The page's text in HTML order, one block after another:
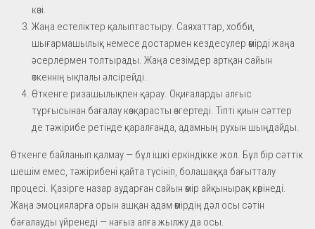
көзі.
Жаңа естеліктер қалыптастыру. Саяхаттар, хобби,
шығармашылық немесе достармен кездесулер өмірді жаңа
әсерлермен толтырады. Жаңа сезімдер артқан сайын
өткеннің ықпалы әлсірейді.
Өткенге ризашылықпен қарау. Оқиғаларды алғыс
тұрғысынан бағалау көзқарасты өзгертеді. Тіпті қиын сәттер
де тәжірибе ретінде қаралғанда, адамның рухын шыңдайды.
Өткенге байланып қалмау — бұл ішкі еркіндікке жол. Бұл бір сәттік
шешім емес, тәжірибені қайта түсініп, болашаққа бағытталу
процесі. Қазірге назар аударған сайын өмір айқынырақ көрінеді.
Жаңа эмоцияларға орын ашқан адам өмірдің дәл осы сәтін
бағалауды үйренеді — нағыз алға жылжу да осы.